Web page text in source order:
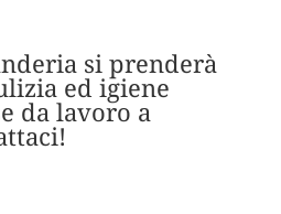
si prenderà
ed igiene
da lavoro a